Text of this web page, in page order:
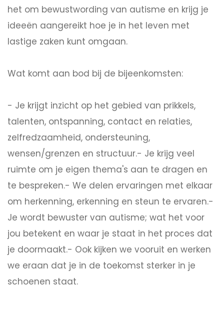
het om bewustwording van autisme en krijg je
ideeën aangereikt hoe je in het leven met
lastige zaken kunt omgaan.
Wat komt aan bod bij de bijeenkomsten:
- Je krijgt inzicht op het gebied van prikkels,
talenten, ontspanning, contact en relaties,
zelfredzaamheid, ondersteuning,
wensen/grenzen en structuur.- Je krijg veel
ruimte om je eigen thema's aan te dragen en
te bespreken.- We delen ervaringen met elkaar
om herkenning, erkenning en steun te ervaren.-
Je wordt bewuster van autisme; wat het voor
jou betekent en waar je staat in het proces dat
je doormaakt.- Ook kijken we vooruit en werken
we eraan dat je in de toekomst sterker in je
schoenen staat.